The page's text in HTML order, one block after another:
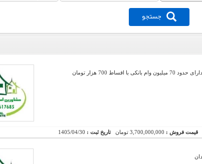
جستجو
قیمت فروش : 3,700,000,000 تومان تاریخ ثبت : 1405/04/30